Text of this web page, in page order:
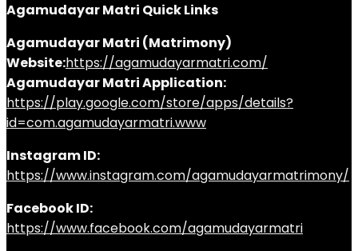
Agamudayar Matri Quick Links
Agamudayar Matri (Matrimony)
Website:https://agamudayarmatri.com/
Agamudayar Matri Application:
https://play.google.com/store/apps/details?
id=com.agamudayarmatri.www
Instagram ID:
https://www.instagram.com/agamudayarmatrimony/
Facebook ID:
https://www.facebook.com/agamudayarmatri